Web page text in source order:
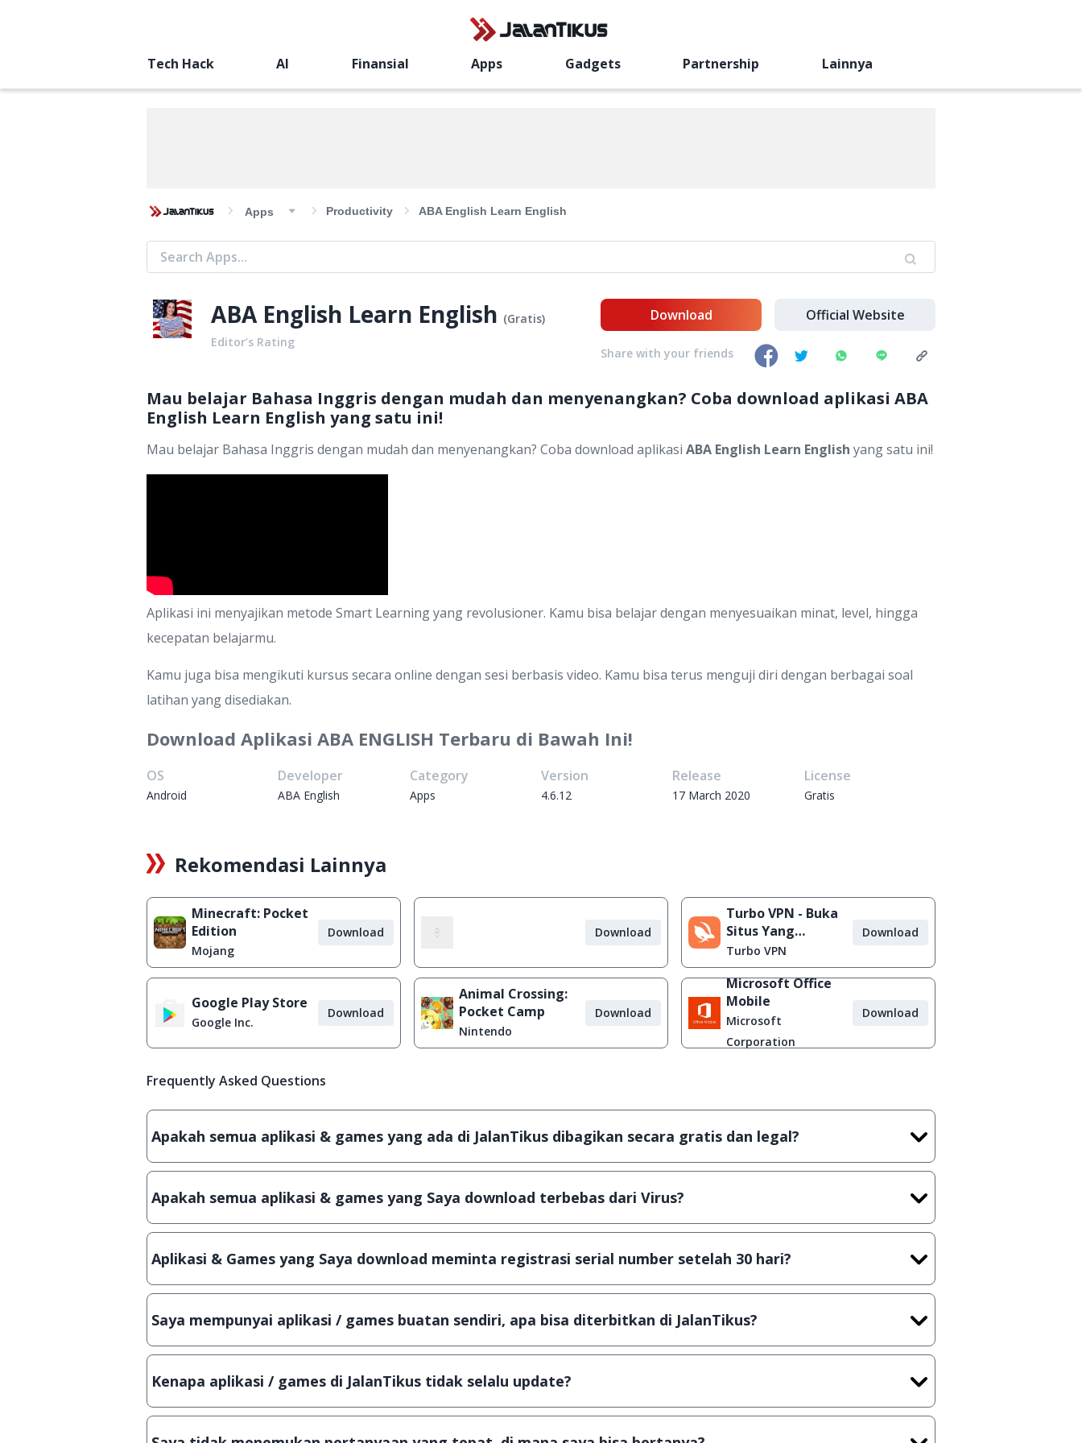
Tech Hack AI Finansial Apps Gadgets Partnership Lainnya
Apps Productivity ABA English Learn English
ABA English Learn English (Gratis)
Editor’s Rating
Mau belajar Bahasa Inggris dengan mudah dan menyenangkan? Coba download aplikasi ABA
English Learn English yang satu ini!
Mau belajar Bahasa Inggris dengan mudah dan menyenangkan? Coba download aplikasi ABA English Learn English yang satu ini!
Aplikasi ini menyajikan metode Smart Learning yang revolusioner. Kamu bisa belajar dengan menyesuaikan minat, level, hingga
kecepatan belajarmu.
Kamu juga bisa mengikuti kursus secara online dengan sesi berbasis video. Kamu bisa terus menguji diri dengan berbagai soal
latihan yang disediakan.
Download Aplikasi ABA ENGLISH Terbaru di Bawah Ini!
OS
Android
Developer
ABA English
Category
Apps
Version
4.6.12
Release
17 March 2020
License
Gratis
Download Official Website
Share with your friends
Rekomendasi Lainnya
Minecraft: Pocket
Edition
Mojang
Download Download
Turbo VPN - Buka
Situs Yang
Diblokir
Turbo VPN
Download
Google Play Store
Google Inc.
Download
Animal Crossing:
Pocket Camp
Nintendo
Download
Microsoft Office
Mobile
Microsoft
Corporation
Download
Frequently Asked Questions
Apakah semua aplikasi & games yang ada di JalanTikus dibagikan secara gratis dan legal?
Ya, JalanTikus hanya membagikan aplikasi & games yang gratis (Freeware) dan legal, dalam artian tidak (bajakan) hasil crack,
Apakah semua aplikasi & games yang Saya download terbebas dari Virus?
Ya, JalanTikus selalu melakukan scanning dengan 3 jenis Antivirus (Kaspersky, AVG & Avast) sebelum menerbitkan suatu
Aplikasi & Games yang Saya download meminta registrasi serial number setelah 30 hari?
Meskipun dibagikan secara gratis, namun ada beberapa aplikasi & games yang dibagikan secara Shareware, dalam arti hanya
Saya mempunyai aplikasi / games buatan sendiri, apa bisa diterbitkan di JalanTikus?
Tentu saja bisa. Silahkan kirim email keinfo@jalantikus.comdengan menyertakan Nama Aplikasi/Games, Deskripsi serta
Kenapa aplikasi / games di JalanTikus tidak selalu update?
Demi menjaga kualitas aplikasi dan games yang ada di JalanTikus, hingga saat ini kita masih melakukan upload-download